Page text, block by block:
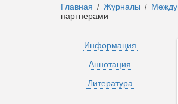
Главная / Журналы /
партнерами
Информация
Аннотация
Литература